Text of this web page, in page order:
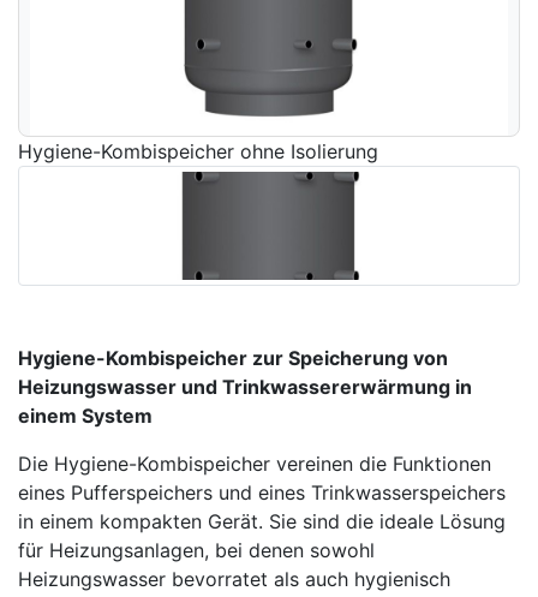
Hygiene-Kombispeicher ohne Isolierung
Hygiene-Kombispeicher zur Speicherung von
Heizungswasser und Trinkwassererwärmung in
einem System
Die Hygiene-Kombispeicher vereinen die Funktionen
eines Pufferspeichers und eines Trinkwasserspeichers
in einem kompakten Gerät. Sie sind die ideale Lösung
für Heizungsanlagen, bei denen sowohl
Heizungswasser bevorratet als auch hygienisch